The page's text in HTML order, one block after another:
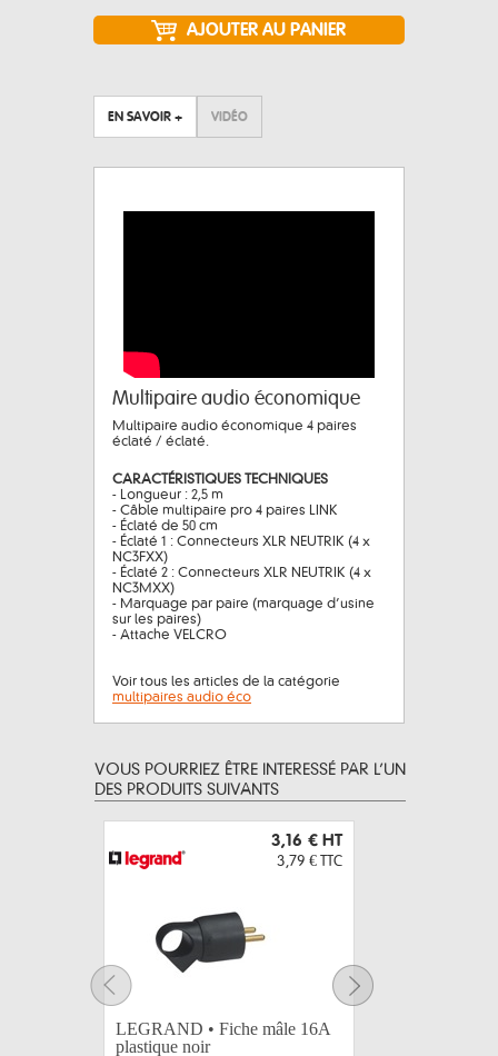
EN SAVOIR + VIDÉO
Multipaire audio économique
Multipaire audio économique 4 paires
éclaté / éclaté.
CARACTÉRISTIQUES TECHNIQUES
- Longueur : 2,5 m
- Câble multipaire pro 4 paires LINK
- Éclaté de 50 cm
- Éclaté 1 : Connecteurs XLR NEUTRIK (4 x
NC3FXX)
- Éclaté 2 : Connecteurs XLR NEUTRIK (4 x
NC3MXX)
- Marquage par paire (marquage d’usine
sur les paires)
- Attache VELCRO
Voir tous les articles de la catégorie
multipaires audio éco
VOUS POURRIEZ ÊTRE INTERESSÉ PAR L’UN
DES PRODUITS SUIVANTS
3,16 € HT
3,79 € TTC
LEGRAND • Fiche mâle 16A
plastique noir